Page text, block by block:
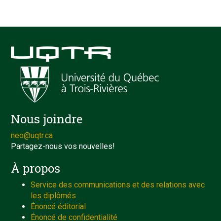
Nous joindre
neo@uqtr.ca
Partagez-nous vos nouvelles!
À propos
Service des communications et des relations avec
les diplômés
Énoncé éditorial
Énoncé de confidentialité